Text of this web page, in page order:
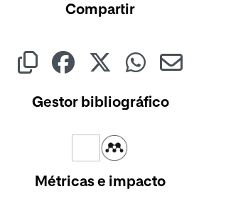
Compartir
Gestor bibliográfico
Métricas e impacto